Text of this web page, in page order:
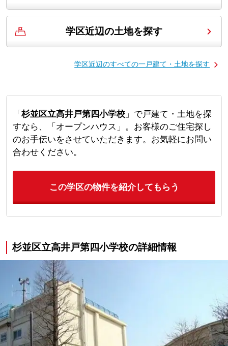
学区近辺の土地を探す
学区近辺のすべての一戸建て・土地を探す
「杉並区立高井戸第四小学校」で戸建て・土地を探
すなら、「オープンハウス」。お客様のご住宅探し
のお手伝いをさせていただきます。お気軽にお問い
合わせください。
この学区の物件を紹介してもらう
杉並区立高井戸第四小学校の詳細情報